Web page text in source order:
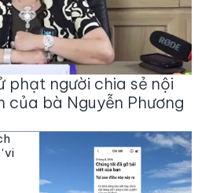
phạt người chia sẻ nội
của bà Nguyễn Phương